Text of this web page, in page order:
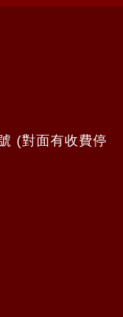
(對面有收費停